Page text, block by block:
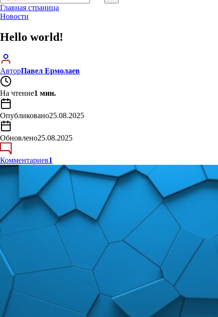
Главная страница
Новости
Hello world!
АвторПавел Ермолаев
На чтение1 мин.
Опубликовано25.08.2025
Обновлено25.08.2025
Комментариев1